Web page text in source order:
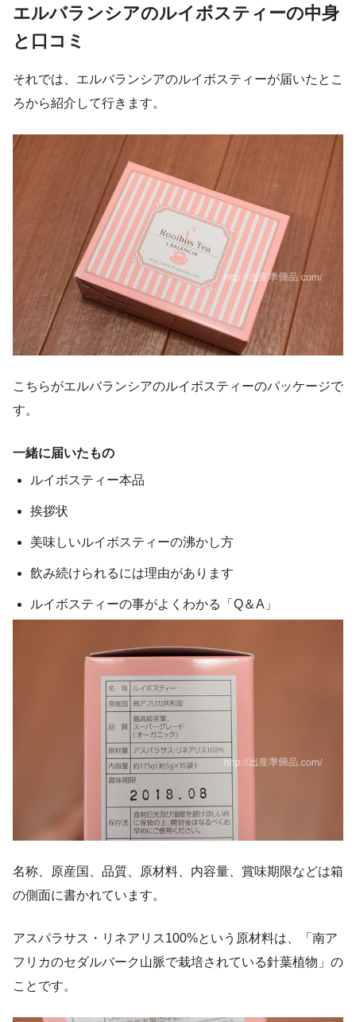
エルバランシアのルイボスティーの中身
と口コミ
それでは、エルバランシアのルイボスティーが届いたとこ
ろから紹介して行きます。
こちらがエルバランシアのルイボスティーのパッケージで
す。
一緒に届いたもの
ルイボスティー本品
挨拶状
美味しいルイボスティーの沸かし方
飲み続けられるには理由があります
ルイボスティーの事がよくわかる「Q＆A」
名称、原産国、品質、原材料、内容量、賞味期限などは箱
の側面に書かれています。
アスパラサス・リネアリス100%という原材料は、「南ア
フリカのセダルバーク山脈で栽培されている針葉植物」の
ことです。